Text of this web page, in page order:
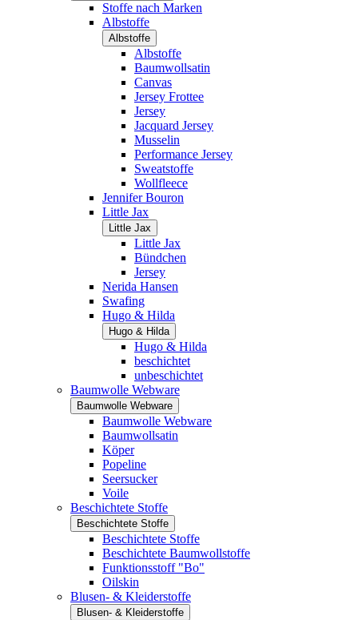
Stoffe nach Marken
Albstoffe
Albstoffe
Albstoffe
Baumwollsatin
Canvas
Jersey Frottee
Jersey
Jacquard Jersey
Musselin
Performance Jersey
Sweatstoffe
Wollfleece
Jennifer Bouron
Little Jax
Little Jax
Little Jax
Bündchen
Jersey
Nerida Hansen
Swafing
Hugo & Hilda
Hugo & Hilda
Hugo & Hilda
beschichtet
unbeschichtet
Baumwolle Webware
Baumwolle Webware
Baumwolle Webware
Baumwollsatin
Köper
Popeline
Seersucker
Voile
Beschichtete Stoffe
Beschichtete Stoffe
Beschichtete Stoffe
Beschichtete Baumwollstoffe
Funktionsstoff "Bo"
Oilskin
Blusen- & Kleiderstoffe
Blusen- & Kleiderstoffe